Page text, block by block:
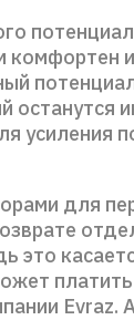
усиления
для
Evraz.